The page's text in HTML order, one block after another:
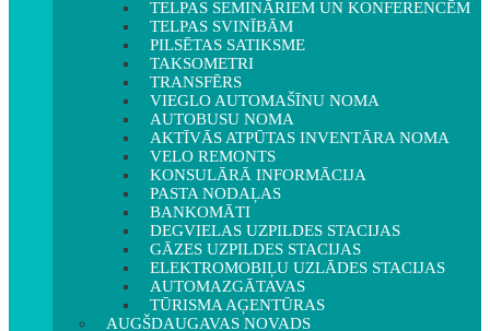
TELPAS SEMINĀRIEM UN KONFERENCĒM
TELPAS SVINĪBĀM
PILSĒTAS SATIKSME
TAKSOMETRI
TRANSFĒRS
VIEGLO AUTOMAŠĪNU NOMA
AUTOBUSU NOMA
AKTĪVĀS ATPŪTAS INVENTĀRA NOMA
VELO REMONTS
KONSULĀRĀ INFORMĀCIJA
PASTA NODAĻAS
BANKOMĀTI
DEGVIELAS UZPILDES STACIJAS
GĀZES UZPILDES STACIJAS
ELEKTROMOBIĻU UZLĀDES STACIJAS
AUTOMAZGĀTAVAS
TŪRISMA AĢENTŪRAS
AUGŠDAUGAVAS NOVADS